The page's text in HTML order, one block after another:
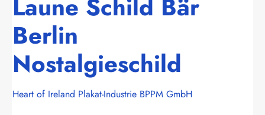
Laune Schild Bär
Berlin
Nostalgieschild
Heart of Ireland Plakat-Industrie BPPM GmbH